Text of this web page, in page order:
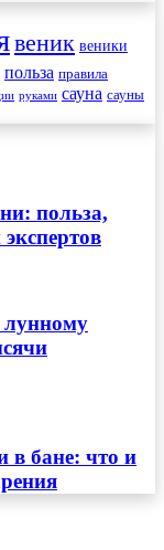
веник веники
польза правила
руками сауна сауны
польза,
лунному
в бане: что и